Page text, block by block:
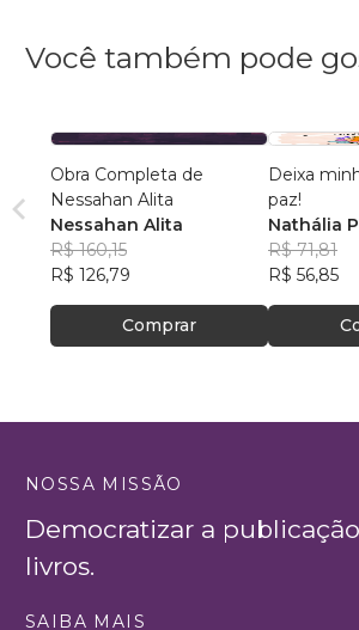
Você também pode
Obra Completa de
Nessahan Alita
Nessahan Alita
R$ 160,15
R$ 126,79
Comprar
Deixa
paz!
Nathália
R$ 71,81
R$ 56,85
NOSSA MISSÃO
Democratizar a
livros.
SAIBA MAIS